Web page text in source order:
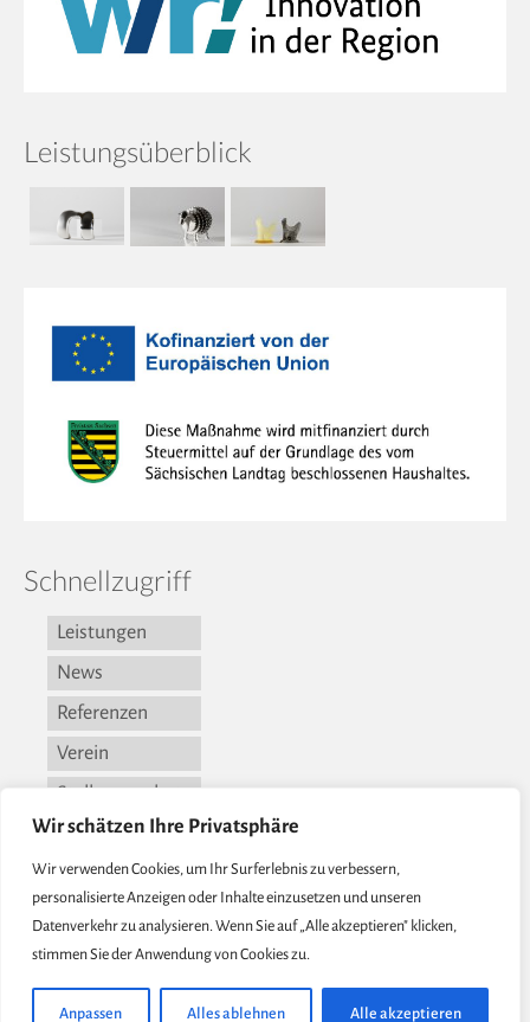
Wir schätzen Ihre Privatsphäre
Wir verwenden Cookies, um Ihr Surferlebnis zu verbessern,
personalisierte Anzeigen oder Inhalte einzusetzen und unseren
Datenverkehr zu analysieren. Wenn Sie auf „Alle akzeptieren" klicken,
stimmen Sie der Anwendung von Cookies zu.
Anpassen Alles ablehnen Alle akzeptieren
Leistungsüberblick
Schnellzugriff
Leistungen
News
Referenzen
Verein
Stellenangebote
Kontakt
Vorstand
DS-Erklärung
Impressum